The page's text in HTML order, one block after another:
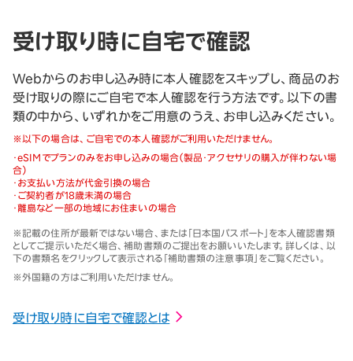
受け取り時に自宅で確認
Webからのお申し込み時に本人確認をスキップし、商品のお
受け取りの際にご自宅で本人確認を行う方法です。以下の書
類の中から、いずれかをご用意のうえ、お申し込みください。
※以下の場合は、ご自宅での本人確認がご利用いただけません。
・eSIMでプランのみをお申し込みの場合（製品・アクセサリの購入が伴わない場
合）
・ お支払い方法が代金引換の場合
・ ご契約者が18歳未満の場合
・離島など一部の地域にお住まいの場合
※記載の住所が最新ではない場合、または「日本国パスポート」を本人確認書類
としてご提示いただく場合、補助書類のご提出をお願いいたします。詳しくは、以
下の書類名をクリックして表示される「補助書類の注意事項」をご覧ください。
※外国籍の方はご利用いただけません。
受け取り時に自宅で確認とは